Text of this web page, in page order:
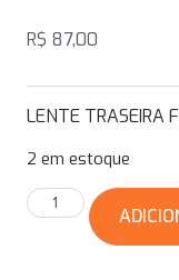
R$ 87,00
LENTE TRASEIRA
2 em estoque